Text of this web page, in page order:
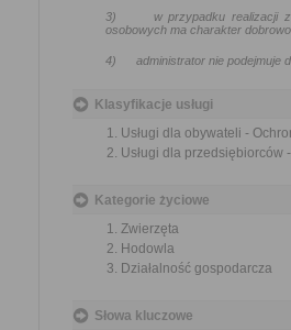
3) w przypadku realizacji
osobowych ma charakter
4) administrator nie podejmuje
Klasyfikacje usługi
Usługi dla obywateli -
Usługi dla przedsiębiorców
Kategorie życiowe
Zwierzęta
Hodowla
Działalność gospodarcza
Słowa kluczowe